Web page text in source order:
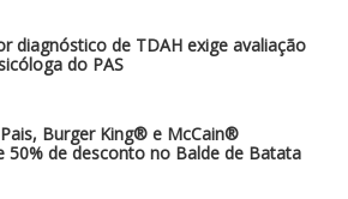
diagnóstico de TDAH exige avaliação
do PAS
Burger King® e McCain®
50% de desconto no Balde de Batata